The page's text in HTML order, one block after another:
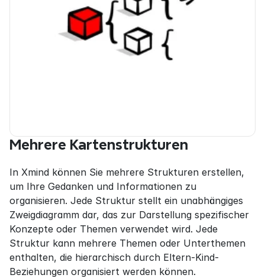
Mehrere Kartenstrukturen
In Xmind können Sie mehrere Strukturen erstellen,
um Ihre Gedanken und Informationen zu
organisieren. Jede Struktur stellt ein unabhängiges
Zweigdiagramm dar, das zur Darstellung spezifischer
Konzepte oder Themen verwendet wird. Jede
Struktur kann mehrere Themen oder Unterthemen
enthalten, die hierarchisch durch Eltern-Kind-
Beziehungen organisiert werden können.